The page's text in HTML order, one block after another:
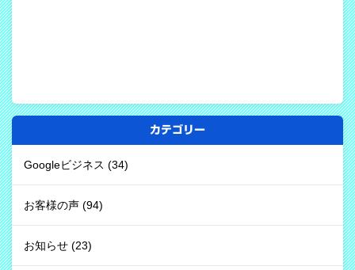
カテゴリー
Googleビジネス (34)
お客様の声 (94)
お知らせ (23)